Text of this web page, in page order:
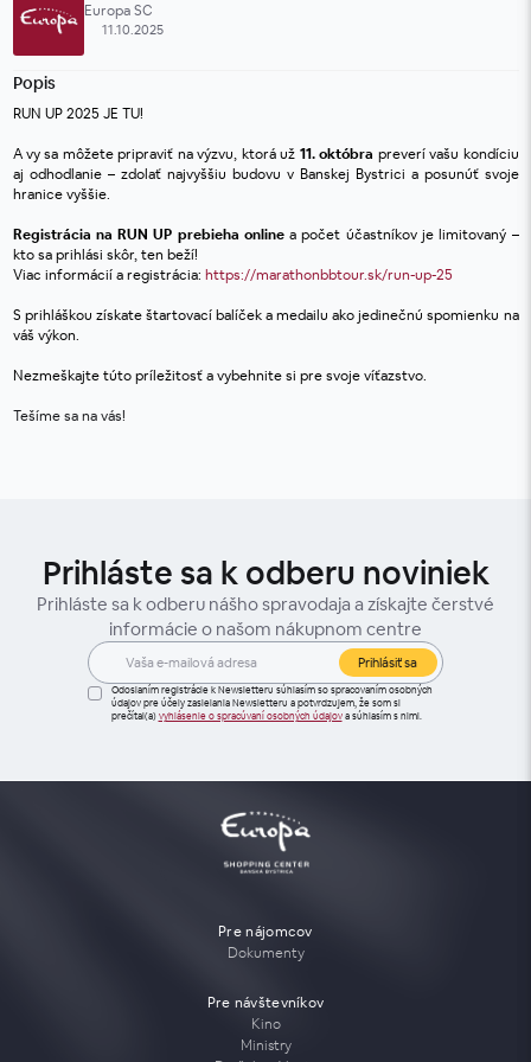
Europa SC
11.10.2025
Popis
RUN UP 2025 JE TU!
A vy sa môžete pripraviť na výzvu, ktorá už 11. októbra preverí vašu kondíciu
aj odhodlanie – zdolať najvyššiu budovu v Banskej Bystrici a posunúť svoje
hranice vyššie.
Registrácia na RUN UP prebieha online a počet účastníkov je limitovaný –
kto sa prihlási skôr, ten beží!
Viac informácií a registrácia: https://marathonbbtour.sk/run-up-25
S prihláškou získate štartovací balíček a medailu ako jedinečnú spomienku na
váš výkon.
Nezmeškajte túto príležitosť a vybehnite si pre svoje víťazstvo.
Tešíme sa na vás!
Prihláste sa k odberu noviniek
Prihláste sa k odberu nášho spravodaja a získajte čerstvé
informácie o našom nákupnom centre
Prihlásiť sa
Odoslaním registrácie k Newsletteru súhlasím so spracovaním osobných
údajov pre účely zasielania Newsletteru a potvrdzujem, že som si
prečítal(a) vyhlásenie o spracúvaní osobných údajova súhlasím s nimi.
Pre nájomcov
Dokumenty
Pre návštevníkov
Kino
Ministry